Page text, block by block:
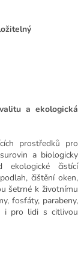
a ekologická
prostředků pro
a biologicky
ekologické čistící
čištění oken,
šetrné k životnímu
fosfáty, parabeny,
i pro lidi s citlivou